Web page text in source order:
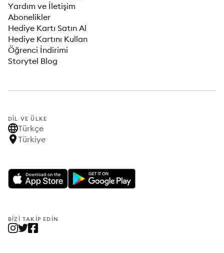
Yardım ve İletişim
Abonelikler
Hediye Kartı Satın Al
Hediye Kartını Kullan
Öğrenci İndirimi
Storytel Blog
DIL VE ÜLKE
Türkçe
Türkiye
BIZI TAKIP EDIN